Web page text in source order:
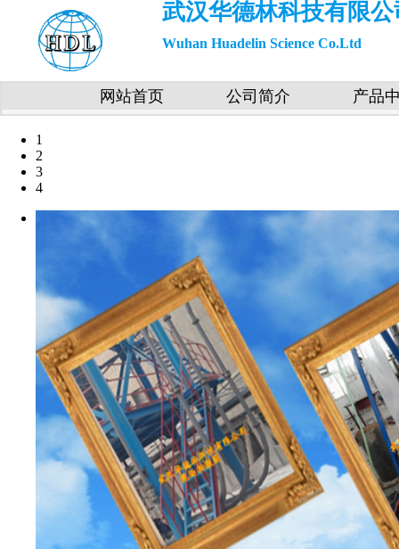
武汉华德林科技有限公
Wuhan Huadelin Science Co.Ltd
网站首页 公司简介 产品
1
2
3
4